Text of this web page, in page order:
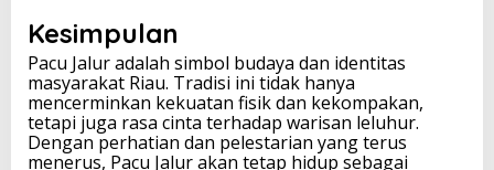
Kesimpulan
Pacu Jalur adalah simbol budaya dan identitas
masyarakat Riau. Tradisi ini tidak hanya
mencerminkan kekuatan fisik dan kekompakan,
tetapi juga rasa cinta terhadap warisan leluhur.
Dengan perhatian dan pelestarian yang terus
menerus, Pacu Jalur akan tetap hidup sebagai